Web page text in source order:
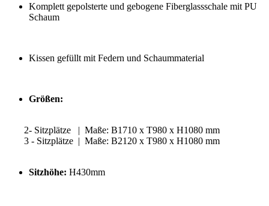
Komplett gepolsterte und gebogene Fiberglassschale mit PU
Schaum
Kissen gefüllt mit Federn und Schaummaterial
Größen:
2- Sitzplätze | Maße: B1710 x T980 x H1080 mm
3 - Sitzplätze | Maße: B2120 x T980 x H1080 mm
Sitzhöhe: H430mm